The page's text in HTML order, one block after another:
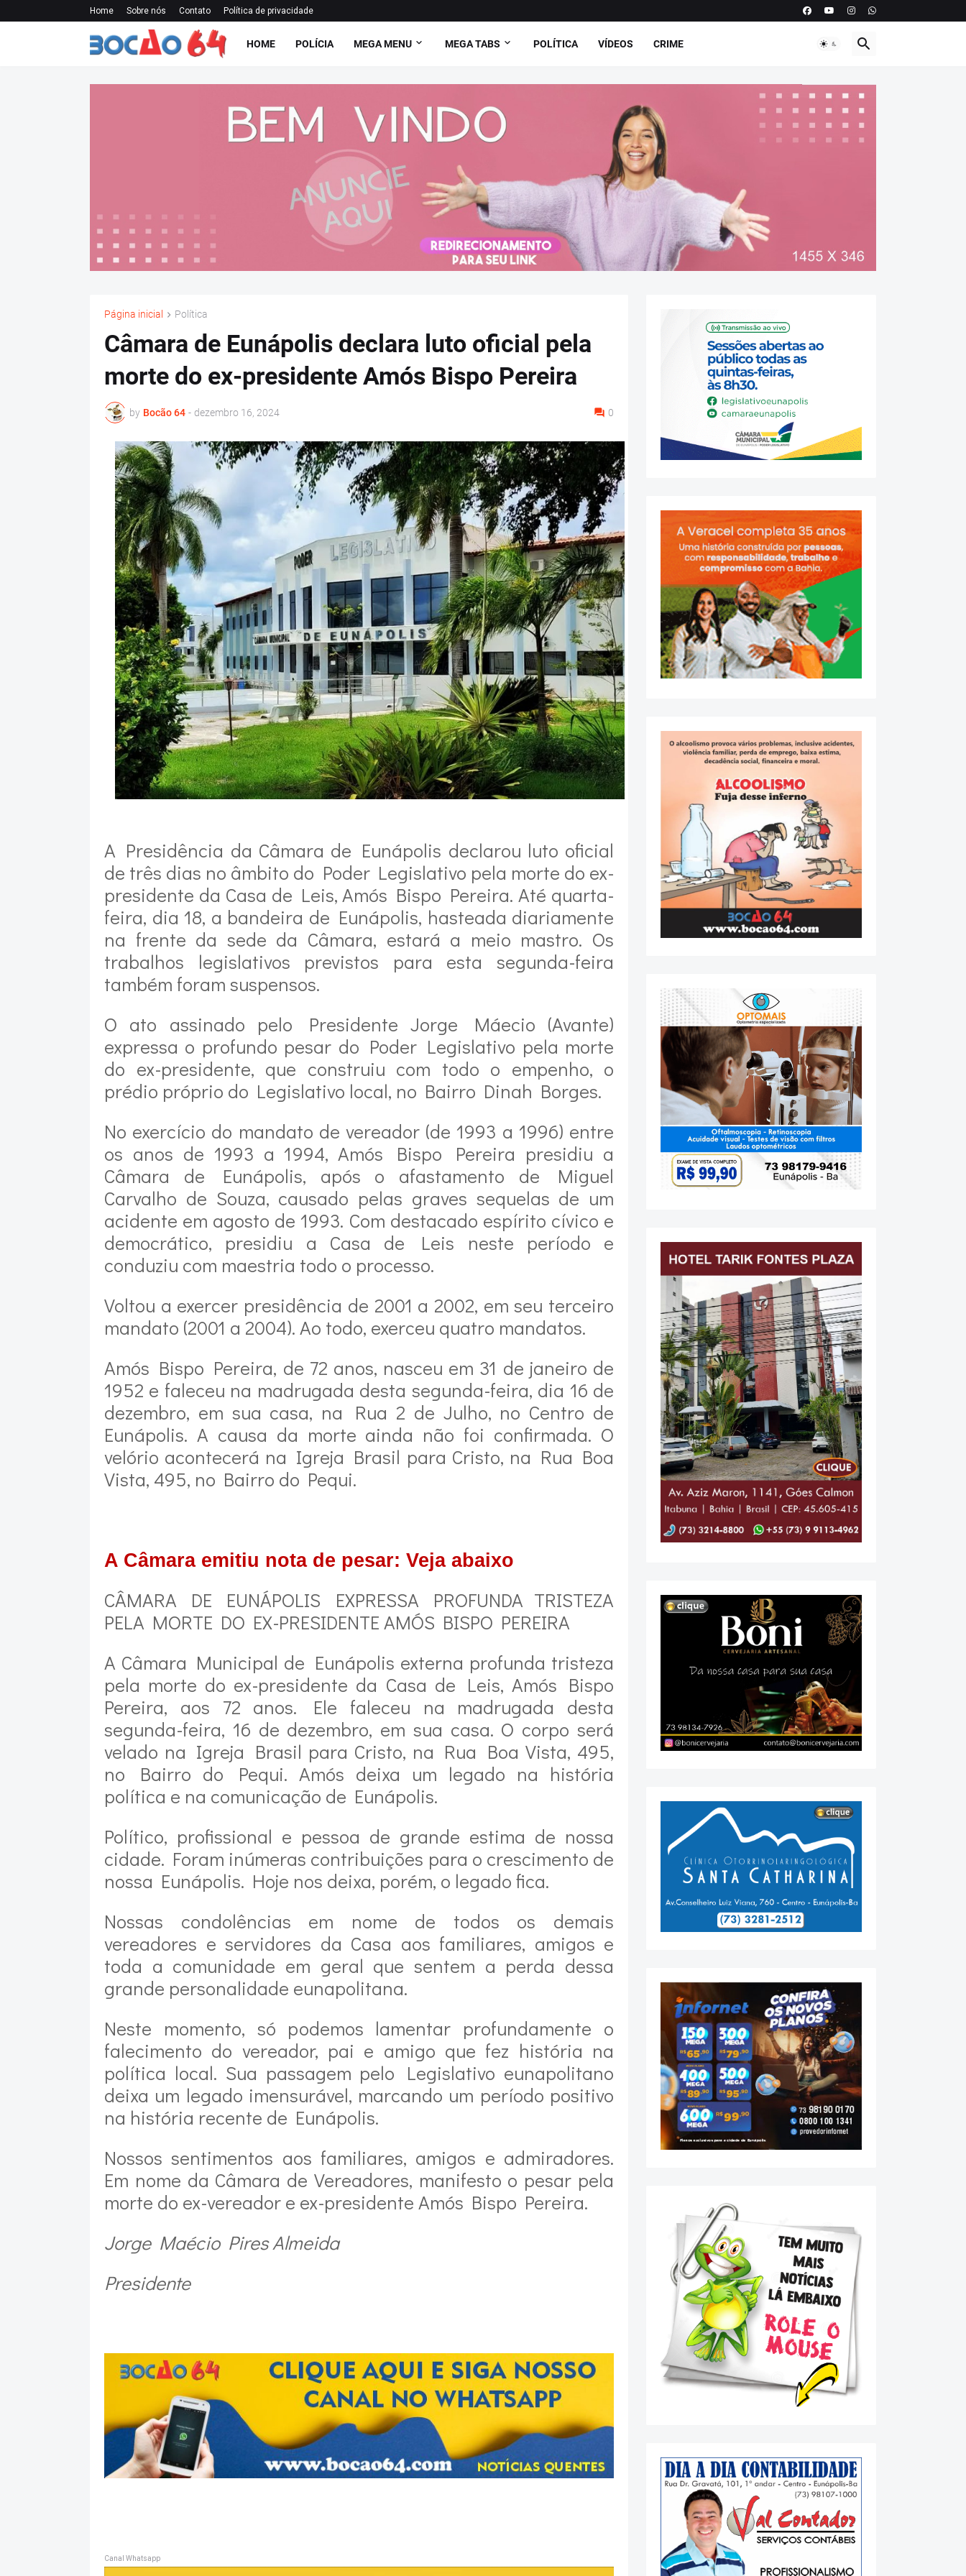
Home Sobre nós Contato Política de privacidade
HOME POLÍCIA MEGA MENU MEGA TABS POLÍTICA VÍDEOS CRIME
Página inicial Política
Câmara de Eunápolis declara luto oficial pela
morte do ex-presidente Amós Bispo Pereira
by Bocão 64 - dezembro 16, 2024 0
A Presidência da Câmara de Eunápolis declarou luto oficial
de três dias no âmbito do Poder Legislativo pela morte do ex-
presidente da Casa de Leis, Amós Bispo Pereira. Até quarta-
feira, dia 18, a bandeira de Eunápolis, hasteada diariamente
na frente da sede da Câmara, estará a meio mastro. Os
trabalhos legislativos previstos para esta segunda-feira
também foram suspensos.
O ato assinado pelo Presidente Jorge Máecio (Avante)
expressa o profundo pesar do Poder Legislativo pela morte
do ex-presidente, que construiu com todo o empenho, o
prédio próprio do Legislativo local, no Bairro Dinah Borges.
No exercício do mandato de vereador (de 1993 a 1996) entre
os anos de 1993 a 1994, Amós Bispo Pereira presidiu a
Câmara de Eunápolis, após o afastamento de Miguel
Carvalho de Souza, causado pelas graves sequelas de um
acidente em agosto de 1993. Com destacado espírito cívico e
democrático, presidiu a Casa de Leis neste período e
conduziu com maestria todo o processo.
Voltou a exercer presidência de 2001 a 2002, em seu terceiro
mandato (2001 a 2004). Ao todo, exerceu quatro mandatos.
Amós Bispo Pereira, de 72 anos, nasceu em 31 de janeiro de
1952 e faleceu na madrugada desta segunda-feira, dia 16 de
dezembro, em sua casa, na Rua 2 de Julho, no Centro de
Eunápolis. A causa da morte ainda não foi confirmada. O
velório acontecerá na Igreja Brasil para Cristo, na Rua Boa
Vista, 495, no Bairro do Pequi.
A Câmara emitiu nota de pesar: Veja abaixo
CÂMARA DE EUNÁPOLIS EXPRESSA PROFUNDA TRISTEZA
PELA MORTE DO EX-PRESIDENTE AMÓS BISPO PEREIRA
A Câmara Municipal de Eunápolis externa profunda tristeza
pela morte do ex-presidente da Casa de Leis, Amós Bispo
Pereira, aos 72 anos. Ele faleceu na madrugada desta
segunda-feira, 16 de dezembro, em sua casa. O corpo será
velado na Igreja Brasil para Cristo, na Rua Boa Vista, 495,
no Bairro do Pequi. Amós deixa um legado na história
política e na comunicação de Eunápolis.
Político, profissional e pessoa de grande estima de nossa
cidade. Foram inúmeras contribuições para o crescimento de
nossa Eunápolis. Hoje nos deixa, porém, o legado fica.
Nossas condolências em nome de todos os demais
vereadores e servidores da Casa aos familiares, amigos e
toda a comunidade em geral que sentem a perda dessa
grande personalidade eunapolitana.
Neste momento, só podemos lamentar profundamente o
falecimento do vereador, pai e amigo que fez história na
política local. Sua passagem pelo Legislativo eunapolitano
deixa um legado imensurável, marcando um período positivo
na história recente de Eunápolis.
Nossos sentimentos aos familiares, amigos e admiradores.
Em nome da Câmara de Vereadores, manifesto o pesar pela
morte do ex-vereador e ex-presidente Amós Bispo Pereira.
Jorge Maécio Pires Almeida
Presidente
Canal Whatsapp